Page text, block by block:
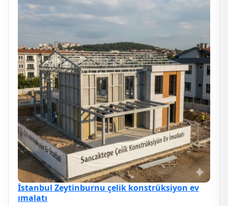
İstanbul Zeytinburnu çelik konstrüksiyon ev
ımalatı